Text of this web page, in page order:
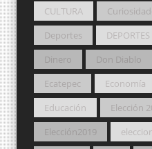
CULTURA
Deportes
DEPORTES
Dinero
Don Diablo
Ecatepec
Economía
Educación
Elección
Elección2019